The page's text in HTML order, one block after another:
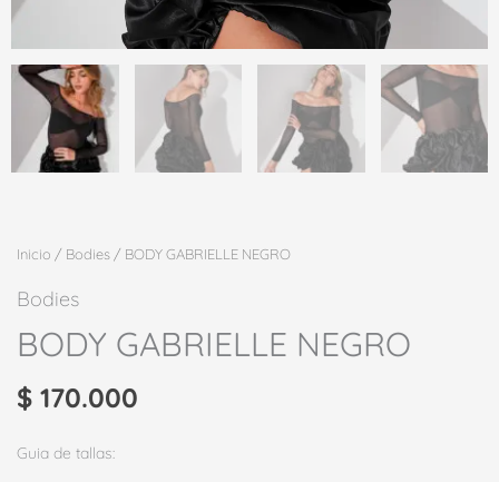
Inicio / Bodies / BODY GABRIELLE NEGRO
Bodies
BODY GABRIELLE NEGRO
$ 170.000
Guia de tallas: